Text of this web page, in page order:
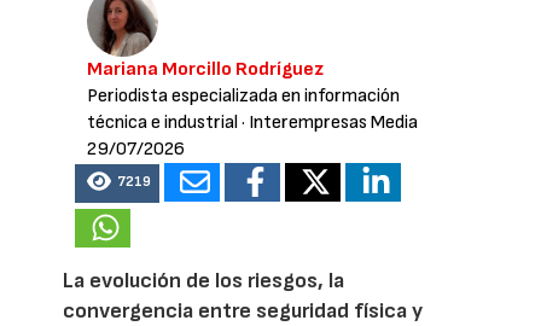
Mariana Morcillo Rodríguez
Periodista especializada en información
técnica e industrial· Interempresas Media
29/07/2026
7219
La evolución de los riesgos, la
convergencia entre seguridad física y